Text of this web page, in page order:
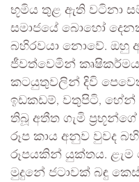
භූමිය තුළ ඇති වටිනා
සමාජයේ බොහෝ
බහිරවයා නොවේ. ඔහු
ජීවත්වෙමින්
කටයුතුවලින් දිවි
ඉඩකඩම්, වතුපිටි,
තිබූ අතීත ගැමි
රූප කාය අනුව වුවද
රූපයකින් යුක්තය. ළැම
මුදුනේ ජටාවක් බඳු